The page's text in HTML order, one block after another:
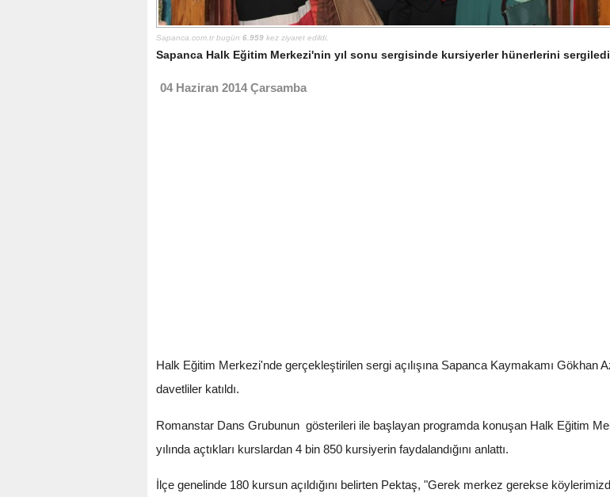
Sapanca.com.tr bugün 6.959kez ziyaret edildi.
Sapanca Halk Eğitim Merkezi'nin yıl sonu sergisinde kursiyerler hünerlerini
04 Haziran 2014 Çarsamba
Halk Eğitim Merkezi'nde gerçekleştirilen sergi açılışına Sapanca Kaymakamı Gökhan
davetliler katıldı.
Romanstar Dans Grubunun gösterileri ile başlayan programda konuşan Halk Eğitim
yılında açtıkları kurslardan 4 bin 850 kursiyerin faydalandığını anlattı.
İlçe genelinde 180 kursun açıldığını belirten Pektaş, "Gerek merkez gerekse